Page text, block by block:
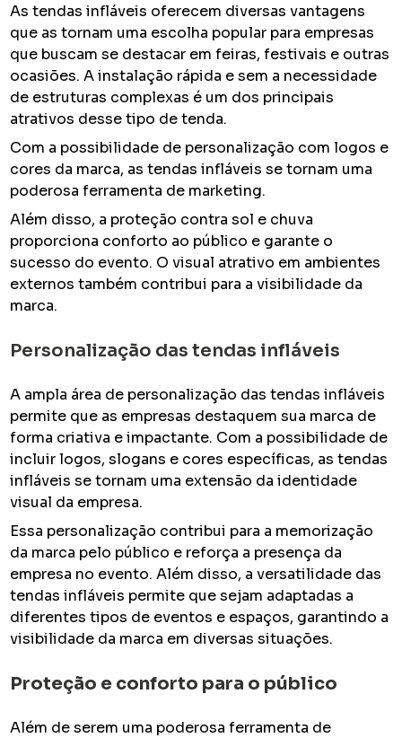
As tendas infláveis oferecem diversas vantagens
que as tornam uma escolha popular para empresas
que buscam se destacar em feiras, festivais e outras
ocasiões. A instalação rápida e sem a necessidade
de estruturas complexas é um dos principais
atrativos desse tipo de tenda.
Com a possibilidade de personalização com logos e
cores da marca, as tendas infláveis se tornam uma
poderosa ferramenta de marketing.
Além disso, a proteção contra sol e chuva
proporciona conforto ao público e garante o
sucesso do evento. O visual atrativo em ambientes
externos também contribui para a visibilidade da
marca.
Personalização das tendas infláveis
A ampla área de personalização das tendas infláveis
permite que as empresas destaquem sua marca de
forma criativa e impactante. Com a possibilidade de
incluir logos, slogans e cores específicas, as tendas
infláveis se tornam uma extensão da identidade
visual da empresa.
Essa personalização contribui para a memorização
da marca pelo público e reforça a presença da
empresa no evento. Além disso, a versatilidade das
tendas infláveis permite que sejam adaptadas a
diferentes tipos de eventos e espaços, garantindo a
visibilidade da marca em diversas situações.
Proteção e conforto para o público
Além de serem uma poderosa ferramenta de